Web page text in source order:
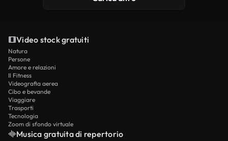
Video stock gratuiti
Natura
Persone
Amore e relazioni
Il Fitness
Videografia aerea
Cibo e bevande
Viaggiare
Trasporti
Tecnologia
Zoom di sfondo virtuale
Musica gratuita di repertorio